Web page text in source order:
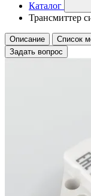
Каталог
Трансмиттер
Описание
Список
Задать вопрос